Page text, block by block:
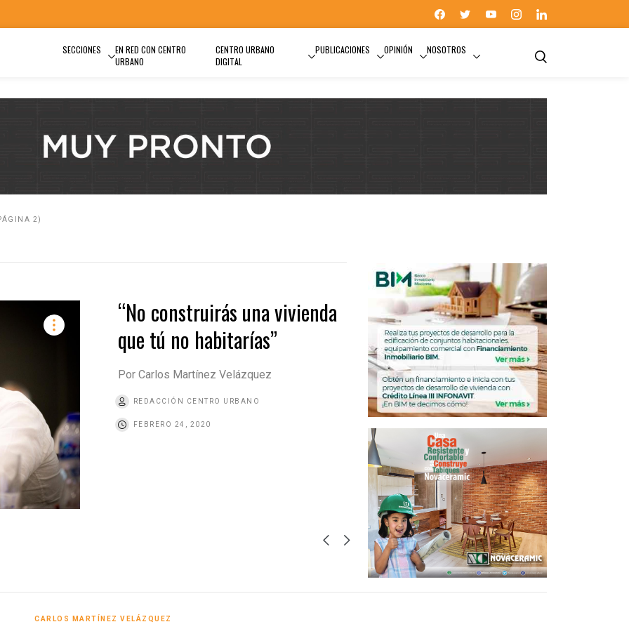
SECCIONES
EN RED CON CENTRO
URBANO
CENTRO URBANO
DIGITAL
PUBLICACIONES OPINIÓN NOSOTROS
2)
“No construirás una vivienda
que tú no habitarías”
Por Carlos Martínez Velázquez
REDACCIÓN CENTRO URBANO
FEBRERO 24, 2020
CARLOS MARTÍNEZ VELÁZQUEZ
CARLOS MARTÍNEZ VELÁZQUEZ